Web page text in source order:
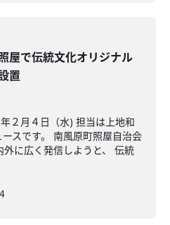
屋で伝統文化オリジナル
置
月４日（水) 担当は上地和
スです。 南風原町照屋自治会
に広く発信しようと、 伝統